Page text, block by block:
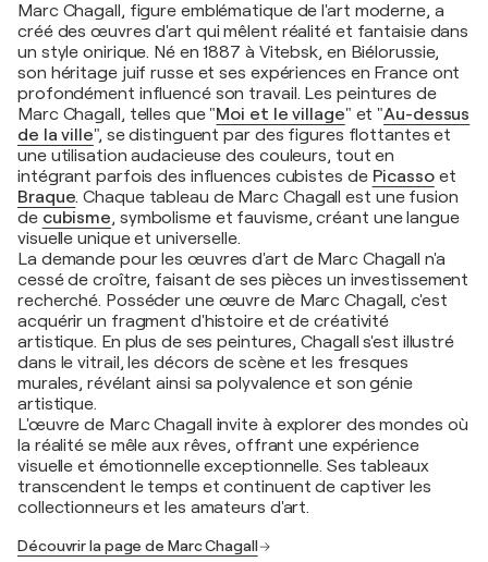
Marc Chagall, figure emblématique de l'art moderne, a
créé des œuvres d'art qui mêlent réalité et fantaisie dans
un style onirique. Né en 1887 à Vitebsk, en Biélorussie,
son héritage juif russe et ses expériences en France ont
profondément influencé son travail. Les peintures de
Marc Chagall, telles que "Moi et le village" et "Au-dessus
de la ville", se distinguent par des figures flottantes et
une utilisation audacieuse des couleurs, tout en
intégrant parfois des influences cubistes de Picasso et
Braque. Chaque tableau de Marc Chagall est une fusion
de cubisme, symbolisme et fauvisme, créant une langue
visuelle unique et universelle.
La demande pour les œuvres d'art de Marc Chagall n'a
cessé de croître, faisant de ses pièces un investissement
recherché. Posséder une œuvre de Marc Chagall, c'est
acquérir un fragment d'histoire et de créativité
artistique. En plus de ses peintures, Chagall s'est illustré
dans le vitrail, les décors de scène et les fresques
murales, révélant ainsi sa polyvalence et son génie
artistique.
L'œuvre de Marc Chagall invite à explorer des mondes où
la réalité se mêle aux rêves, offrant une expérience
visuelle et émotionnelle exceptionnelle. Ses tableaux
transcendent le temps et continuent de captiver les
collectionneurs et les amateurs d'art.
Découvrir la page de Marc Chagall